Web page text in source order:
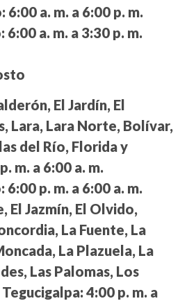
6:00 a. m. a 6:00 p. m.
6:00 a. m. a 3:30 p. m.
El Jardín, El
Lara, Lara Norte, Bolívar,
del Río, Florida y
m. a 6:00 a. m.
6:00 p. m. a 6:00 a. m.
El Jazmín, El Olvido,
La Fuente, La
La Plazuela, La
Las Palomas, Los
4:00 p. m. a